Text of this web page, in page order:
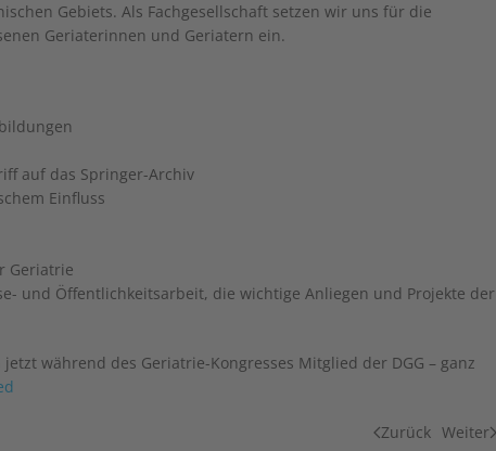
Gebiets. Als Fachgesellschaft setzen wir uns für die
Geriaterinnen und Geriatern ein.
auf das Springer-Archiv
Einfluss
Geriatrie
und Öffentlichkeitsarbeit, die wichtige Anliegen und Projekte der
während des Geriatrie-Kongresses Mitglied der DGG – ganz
Zurück Weiter